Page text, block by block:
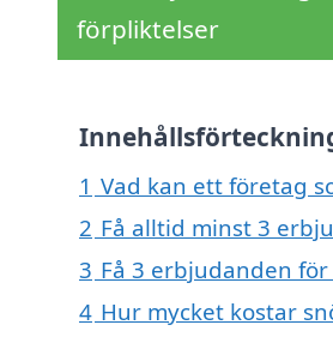
förpliktelser
1 Vad kan ett företag
2 Få alltid minst 3
3 Få 3 erbjudanden
4 Hur mycket kostar